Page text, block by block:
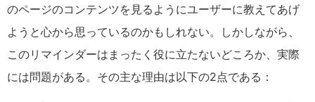
のページのコンテンツを見るようにユーザーに教えてあげ
ようと心から思っているのかもしれない。しかしながら、
このリマインダーはまったく役に立たないどころか、実際
には問題がある。その主な理由は以下の2点である：